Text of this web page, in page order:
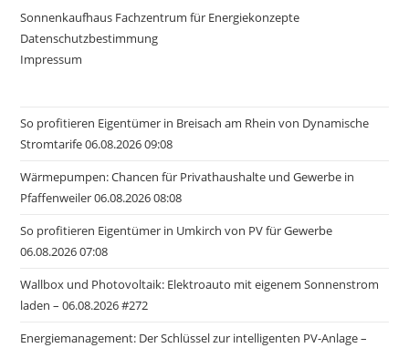
Sonnenkaufhaus Fachzentrum für Energiekonzepte
Datenschutzbestimmung
Impressum
So profitieren Eigentümer in Breisach am Rhein von Dynamische
Stromtarife 06.08.2026 09:08
Wärmepumpen: Chancen für Privathaushalte und Gewerbe in
Pfaffenweiler 06.08.2026 08:08
So profitieren Eigentümer in Umkirch von PV für Gewerbe
06.08.2026 07:08
Wallbox und Photovoltaik: Elektroauto mit eigenem Sonnenstrom
laden – 06.08.2026 #272
Energiemanagement: Der Schlüssel zur intelligenten PV-Anlage –